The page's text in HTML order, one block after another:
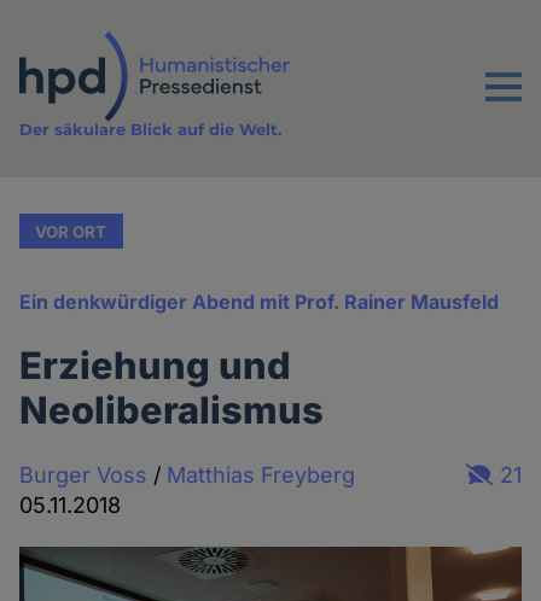
Inhalt
Menu
Der säkulare Blick auf die Welt.
VOR ORT
Ein denkwürdiger Abend mit Prof. Rainer Mausfeld
Erziehung und
Neoliberalismus
Burger Voss / Matthias Freyberg
05.11.2018
21